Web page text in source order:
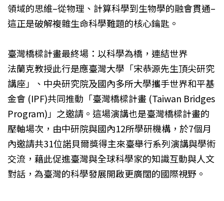
領域的思維–從物理、計算科學到生物學的融會貫通–
這正是破解複雜生命科學難題的核心鑰匙。
臺灣橋樑計畫最終場：以科學為橋，連結世界
法蘭克教授此行是應臺灣大學「宋恭源先生頂尖研究
講座」、中央研究院及國內多所大學攜手世界和平基
金會 (IPF)共同推動「臺灣橋樑計畫 (Taiwan Bridges
Program)」之邀請。這場演講也是臺灣橋樑計畫的
壓軸場次，由中研院與國內12所學研機構，於7個月
內邀請共31位諾貝爾獎得主來臺舉行系列演講與學術
交流，藉此促進臺灣與全球科學家的知識互動與人文
對話，為臺灣的科學發展開啟更廣闊的國際視野。